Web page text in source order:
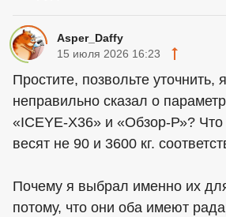
Asper_Daffy
15 июля 2026 16:23
Простите, позвольте уточнить,
неправильно сказал о
«ICEYE-X36» и «Обзор-Р»?
весят не 90 и 3600 кг.
Почему я выбрал именно их
потому, что они оба имеют